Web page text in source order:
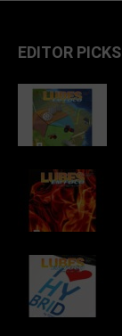
EDITOR PICKS